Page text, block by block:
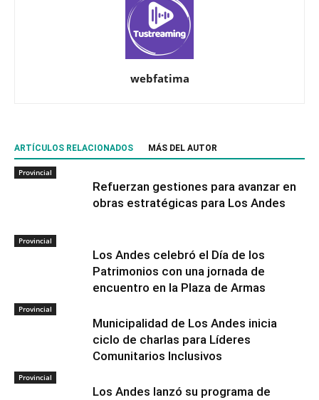
webfatima
ARTÍCULOS RELACIONADOS MÁS DEL AUTOR
Provincial
Refuerzan gestiones para avanzar en
obras estratégicas para Los Andes
Provincial
Los Andes celebró el Día de los
Patrimonios con una jornada de
encuentro en la Plaza de Armas
Provincial
Municipalidad de Los Andes inicia
ciclo de charlas para Líderes
Comunitarios Inclusivos
Provincial
Los Andes lanzó su programa de